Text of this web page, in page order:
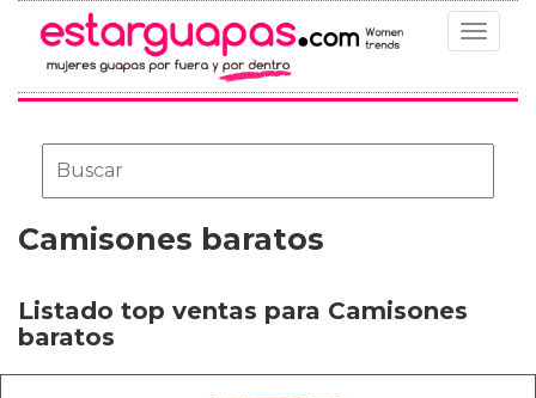
Toggle
Camisones baratos
Listado top ventas para Camisones
baratos